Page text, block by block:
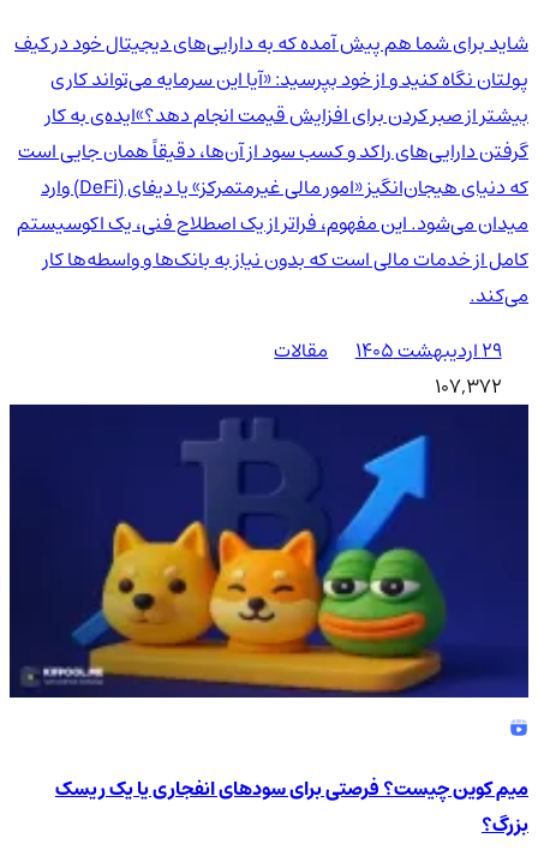
شاید برای شما هم پیش آمده که به دارایی‌های دیجیتال خود در کیف
پولتان نگاه کنید و از خود بپرسید: «آیا این سرمایه می‌تواند کاری
بیشتر از صبر کردن برای افزایش قیمت انجام دهد؟»ایده‌ی به کار
گرفتن دارایی‌های راکد و کسب سود از آن‌ها، دقیقاً همان جایی است
که دنیای هیجان‌انگیز «امور مالی غیرمتمرکز» یا دیفای (DeFi) وارد
میدان می‌شود. این مفهوم، فراتر از یک اصطلاح فنی، یک اکوسیستم
کامل از خدمات مالی است که بدون نیاز به بانک‌ها و واسطه‌ها کار
می‌کند.
۲۹ اردیبهشت ۱۴۰۵
مقالات
107,372
میم کوین چیست؟ فرصتی برای سودهای انفجاری یا یک ریسک
بزرگ؟